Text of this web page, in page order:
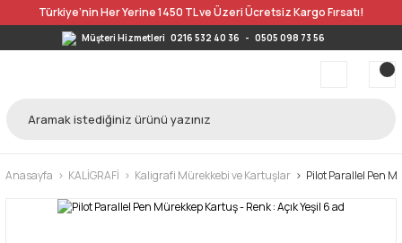
Türkiye’nin Her Yerine 1450 TL ve Üzeri Ücretsiz Kargo Fırsatı!
Müşteri Hizmetleri 0216 532 40 36 - 0505 098 73 56
Anasayfa KALİGRAFİ Kaligrafi Mürekkebi ve Kartuşlar Pilot Parallel Pen